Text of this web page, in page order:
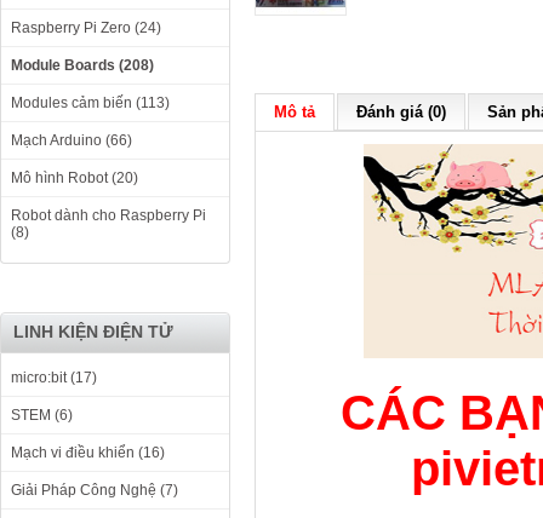
Raspberry Pi Zero (24)
Module Boards (208)
Modules cảm biến (113)
Mạch Arduino (66)
Mô hình Robot (20)
Robot dành cho Raspberry Pi
(8)
LINH KIỆN ĐIỆN TỬ
micro:bit (17)
STEM (6)
Mạch vi điều khiển (16)
Giải Pháp Công Nghệ (7)
Mô tả Đánh giá (0) Sản
CÁC